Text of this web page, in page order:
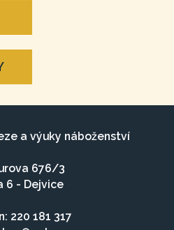
a výuky náboženství
676/3
6 - Dejvice
220 181 317